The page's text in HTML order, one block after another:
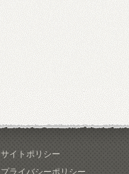
サイトポリシー
プライバシーポリシー